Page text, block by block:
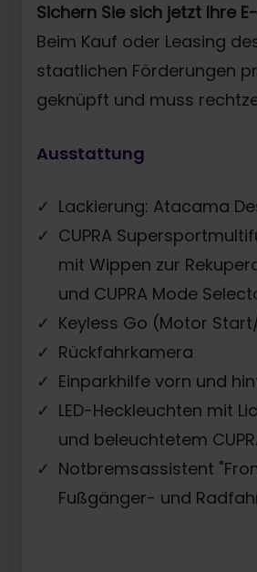
Sichern Sie sich jetzt Ihre
Beim Kauf oder Leasing
staatlichen Förderungen
geknüpft und muss
Ausstattung
Lackierung: Atacama
CUPRA
mit Wippen zur
und CUPRA Mode
Keyless Go (Motor
Rückfahrkamera
Einparkhilfe vorn und
LED-Heckleuchten mit
und beleuchtetem
Notbremsassistent
Fußgänger- und